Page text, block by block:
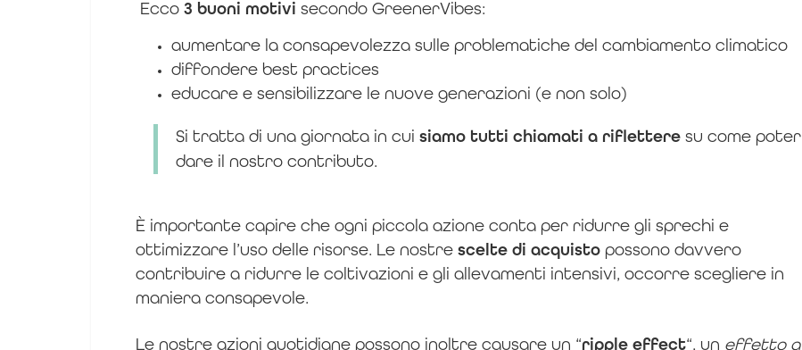
Ecco 3 buoni motivi secondo GreenerVibes:
aumentare la consapevolezza sulle problematiche del cambiamento climatico
diffondere best practices
educare e sensibilizzare le nuove generazioni (e non solo)
Si tratta di una giornata in cui siamo tutti chiamati a riflettere su come poter
dare il nostro contributo.
È importante capire che ogni piccola azione conta per ridurre gli sprechi e
ottimizzare l’uso delle risorse. Le nostre scelte di acquisto possono davvero
contribuire a ridurre le coltivazioni e gli allevamenti intensivi, occorre scegliere in
maniera consapevole.
Le nostre azioni quotidiane possono inoltre causare un “ripple effect“, un effetto a